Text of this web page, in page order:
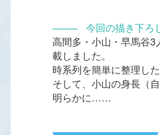
―――今回の描き下ろ
高間多・小山・早馬谷3
載しました。
時系列を簡単に整理した
そして、小山の身長（
明らかに……